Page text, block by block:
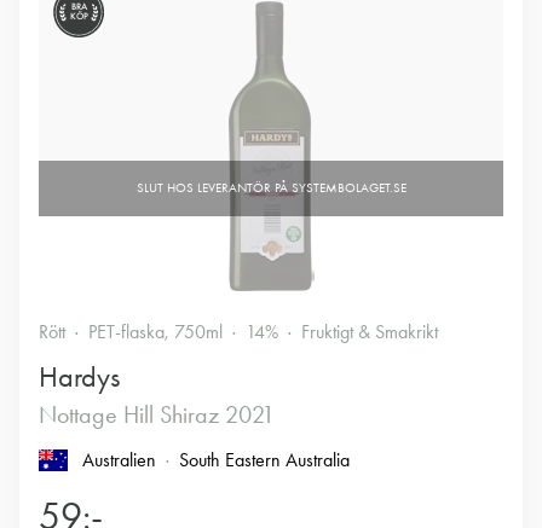
BRA
KÖP
Rött PET-flaska, 750ml 14% Fruktigt & Smakrikt
Hardys
Nottage Hill Shiraz 2021
Australien South Eastern Australia
59:-